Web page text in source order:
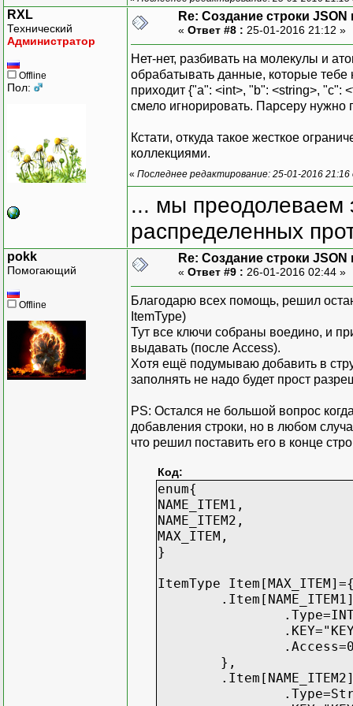
RXL
Технический
Администратор
Offline
Пол:
Re: Создание строки JSON
« Ответ #8 : 25-01-2016 21:12 »
Нет-нет, разбивать на молекулы и
обрабатывать данные, которые
приходит {"a": <int>, "b": <string>, "c":
смело игнорировать. Парсеру нужно
Кстати, откуда такое жесткое
коллекциями.
« Последнее редактирование: 25-01-2016
... мы преодолеваем
распределенных
pokk
Помогающий
Offline
Re: Создание строки JSON
« Ответ #9 : 26-01-2016 02:44 »
Благодарю всех помощь, решил
ItemType)
Тут все ключи собраны воедино, и
выдавать (после Access).
Хотя ещё подумываю добавить в
заполнять не надо будет прост
PS: Остался не большой вопрос
добавления строки, но в любом
что решил поставить его в конце
Код:
enum{
NAME_ITEM1,
NAME_ITEM2,
MAX_ITEM,
}
ItemType
},